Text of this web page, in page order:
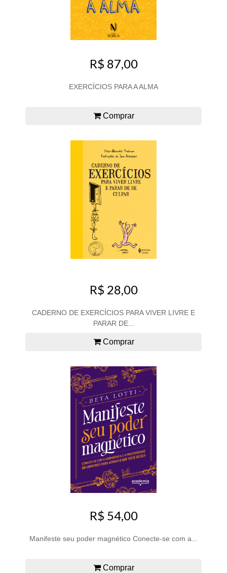
R$ 87,00
EXERCÍCIOS PARA A ALMA
Comprar
R$ 28,00
CADERNO DE EXERCÍCIOS PARA VIVER LIVRE E
PARAR DE...
Comprar
R$ 54,00
Manifeste seu poder magnético Conecte-se com a...
Comprar